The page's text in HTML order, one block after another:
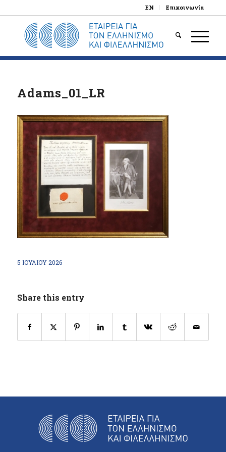
EN Επικοινωνία
Adams_01_LR
5 ΙΟΥΛΊΟΥ 2026
Share this entry